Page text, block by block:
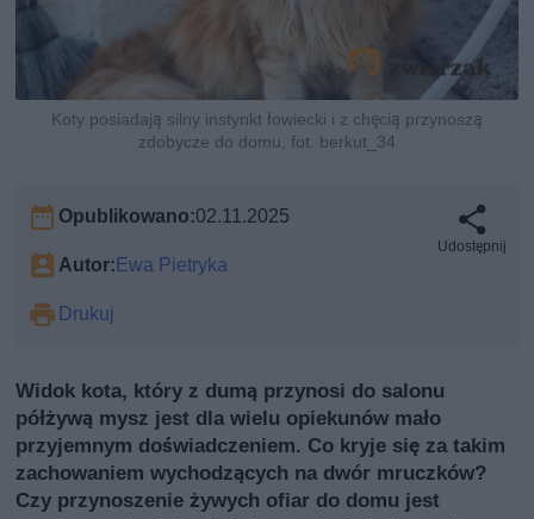
Koty posiadają silny instynkt łowiecki i z chęcią przynoszą
zdobycze do domu, fot. berkut_34
Opublikowano:02.11.2025
Autor:Ewa Pietryka
Drukuj
Udostępnij
Widok kota, który z dumą przynosi do salonu
półżywą mysz jest dla wielu opiekunów mało
przyjemnym doświadczeniem. Co kryje się za takim
zachowaniem wychodzących na dwór mruczków?
Czy przynoszenie żywych ofiar do domu jest